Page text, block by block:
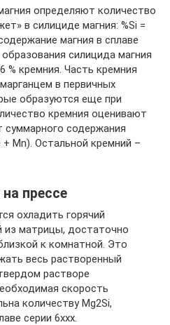
определяют количество
в силициде магния: %Si =
магния в сплаве
силицида магния
% кремния. Часть кремния
в первичных
образуются еще при
кремния оценивают
суммарного содержания
Mn). Остальной кремний –
прессе
охладить горячий
из матрицы, достаточно
к комнатной. Это
весь растворенный
растворе
скорость
количеству Mg2Si,
серии 6ххх.